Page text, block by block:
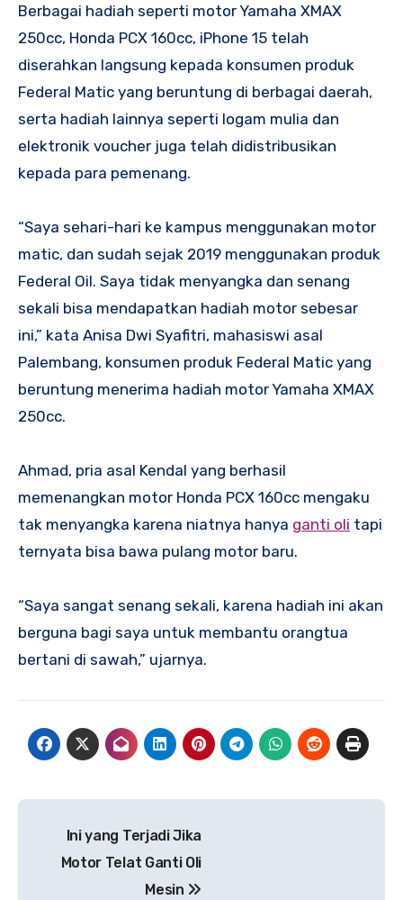
Berbagai hadiah seperti motor Yamaha XMAX
250cc, Honda PCX 160cc, iPhone 15 telah
diserahkan langsung kepada konsumen produk
Federal Matic yang beruntung di berbagai daerah,
serta hadiah lainnya seperti logam mulia dan
elektronik voucher juga telah didistribusikan
kepada para pemenang.
“Saya sehari-hari ke kampus menggunakan motor
matic, dan sudah sejak 2019 menggunakan produk
Federal Oil. Saya tidak menyangka dan senang
sekali bisa mendapatkan hadiah motor sebesar
ini,” kata Anisa Dwi Syafitri, mahasiswi asal
Palembang, konsumen produk Federal Matic yang
beruntung menerima hadiah motor Yamaha XMAX
250cc.
Ahmad, pria asal Kendal yang berhasil
memenangkan motor Honda PCX 160cc mengaku
tak menyangka karena niatnya hanya ganti oli tapi
ternyata bisa bawa pulang motor baru.
“Saya sangat senang sekali, karena hadiah ini akan
berguna bagi saya untuk membantu orangtua
bertani di sawah,” ujarnya.
navigation
Ini yang Terjadi Jika
Motor Telat Ganti Oli
Mesin